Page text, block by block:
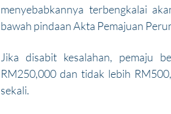
menyebabkannya terbengkalai
bawah pindaan Akta Pemajuan
Jika disabit kesalahan, pemaju
RM250,000 dan tidak lebih
sekali.